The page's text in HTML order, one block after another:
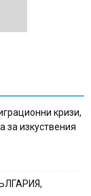
кризи,
за изкуствения